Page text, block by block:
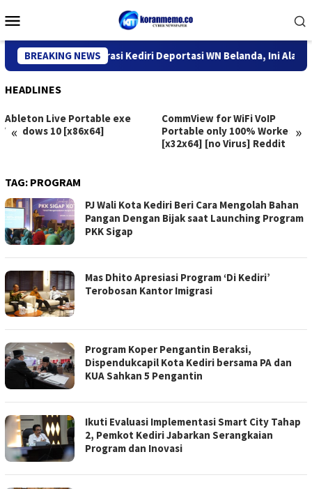
to
Menu
BREAKING NEWS
Kantor Imigrasi Kediri Deportasi WN Belanda, Ini Alasannya
HEADLINES
« »
Ableton Live Portable exe
Windows 10 [x86x64]
CommView for WiFi VoIP
Portable only 100% Worked
[x32x64] [no Virus] Reddit
TAG: PROGRAM
PJ Wali Kota Kediri Beri Cara Mengolah Bahan
Pangan Dengan Bijak saat Launching Program
PKK Sigap
Mas Dhito Apresiasi Program ‘Di Kediri’
Terobosan Kantor Imigrasi
Program Koper Pengantin Beraksi,
Dispendukcapil Kota Kediri bersama PA dan
KUA Sahkan 5 Pengantin
Ikuti Evaluasi Implementasi Smart City Tahap
2, Pemkot Kediri Jabarkan Serangkaian
Program dan Inovasi